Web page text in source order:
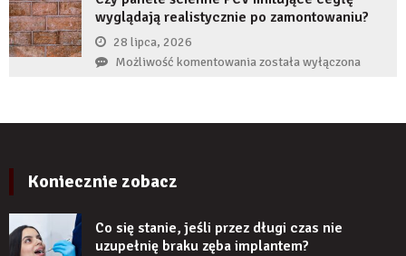
produktu?
implant
zaczyna
wyglądają realistycznie po zamontowaniu?
28 lipca, 2026
Możliwość komentowaniaCzy
zamontowaniu?
została wyłączona
Koniecznie zobacz
Co się stanie, jeśli przez długi czas nie
uzupełnię braku zęba implantem?